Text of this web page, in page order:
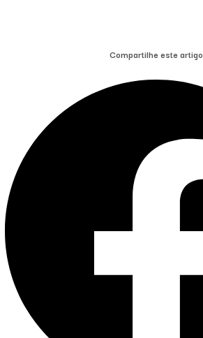
Compartilhe este artigo